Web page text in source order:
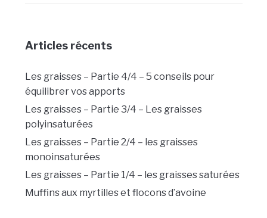
Articles récents
Les graisses – Partie 4/4 – 5 conseils pour
équilibrer vos apports
Les graisses – Partie 3/4 – Les graisses
polyinsaturées
Les graisses – Partie 2/4 – les graisses
monoinsaturées
Les graisses – Partie 1/4 – les graisses saturées
Muffins aux myrtilles et flocons d’avoine